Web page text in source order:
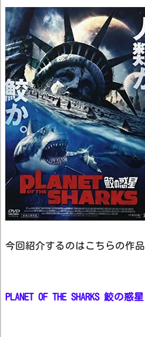
今回紹介するのはこちらの作品
PLANET OF THE SHARKS 鮫の惑星